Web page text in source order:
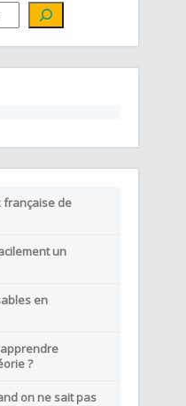
française de
un
en
apprendre
?
on ne sait pas